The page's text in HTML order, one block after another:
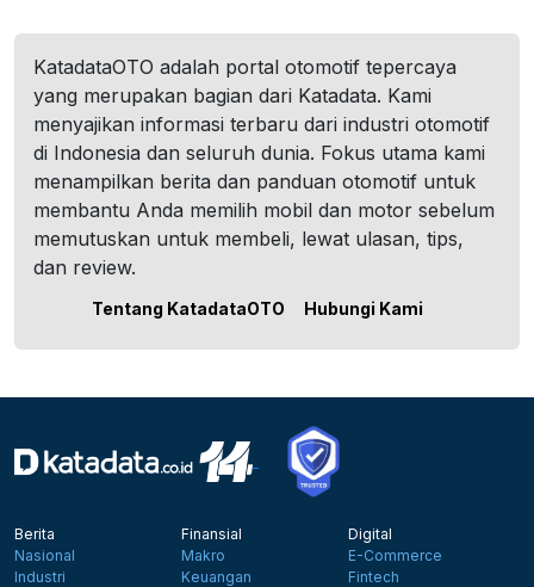
KatadataOTO adalah portal otomotif tepercaya
yang merupakan bagian dari Katadata. Kami
menyajikan informasi terbaru dari industri otomotif
di Indonesia dan seluruh dunia. Fokus utama kami
menampilkan berita dan panduan otomotif untuk
membantu Anda memilih mobil dan motor sebelum
memutuskan untuk membeli, lewat ulasan, tips,
dan review.
Tentang KatadataOTO Hubungi Kami
Berita
Nasional
Industri
Finansial
Makro
Keuangan
Digital
E-Commerce
Fintech